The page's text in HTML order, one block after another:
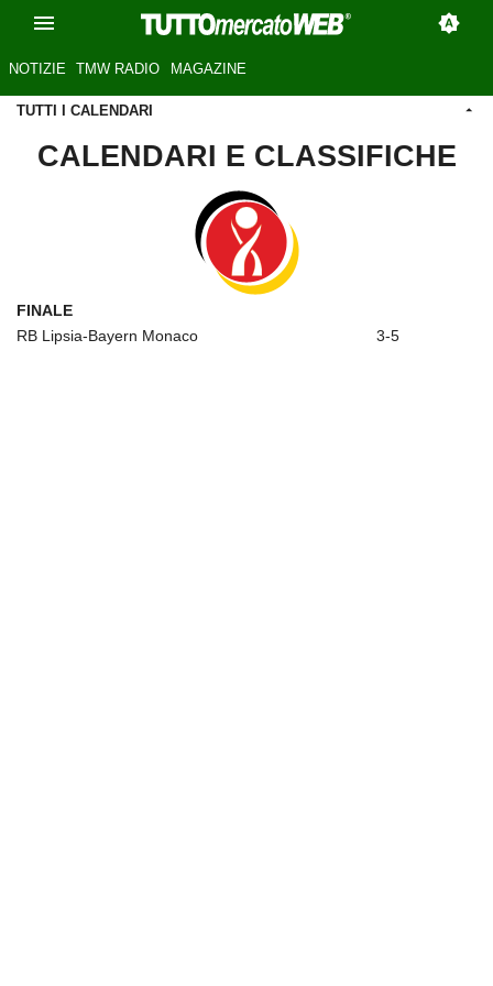
NOTIZIE TMW RADIO MAGAZINE
TUTTI I CALENDARI
CALENDARI E CLASSIFICHE
FINALE
RB Lipsia-Bayern Monaco
3-5